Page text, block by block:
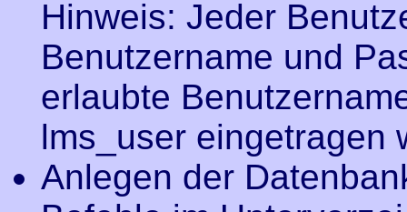
Hinweis: Jeder
Benutzername und
erlaubte
lms_user eingetragen
Anlegen der